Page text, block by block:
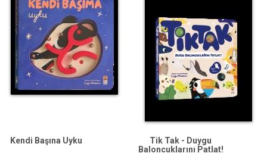
Kendi Başına Uyku
Tik Tak - Duygu
Baloncuklarını Patlat!